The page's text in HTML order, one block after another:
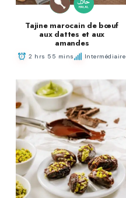
Tajine marocain de bœuf
aux dattes et aux
amandes
2 hrs 55 mins Intermédiaire